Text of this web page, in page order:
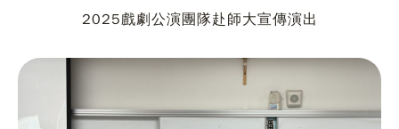
2025戲劇公演團隊赴師大宣傳演出